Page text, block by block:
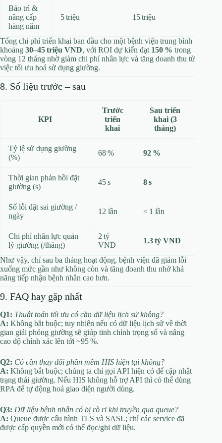
Bảo trì &
nâng cấp
hàng năm
5 triệu 15 triệu
Tổng chi phí triển khai ban đầu cho một bệnh viện trung bình
khoảng 30–45 triệu VND, với ROI dự kiến đạt 150 % trong
vòng 12 tháng nhờ giảm chi phí nhân lực và tăng doanh thu từ
việc tối ưu hoá sử dụng giường.
8. Số liệu trước – sau
KPI
Trước
triển
khai
Sau triển
khai (3
tháng)
Tỷ lệ sử dụng giường
(%)
68 % 92 %
Thời gian phản hồi đặt
giường (s)
45 s 8 s
Số lỗi đặt sai giường /
ngày
12 lần < 1 lần
Chi phí nhân lực quản
lý giường (/tháng)
2 tỷ
VND
1.3 tỷ VND
Như vậy, chỉ sau ba tháng hoạt động, bệnh viện đã giảm lỗi
xuống mức gần như không còn và tăng doanh thu nhờ khả
năng tiếp nhận bệnh nhân cao hơn.
9. FAQ hay gặp nhất
Q1: Thuật toán tối ưu có cần dữ liệu lịch sử không?
A: Không bắt buộc; tuy nhiên nếu có dữ liệu lịch sử về thời
gian giải phóng giường sẽ giúp tinh chỉnh trọng số và nâng
cao độ chính xác lên tới ~95 %.
Q2: Có cần thay đổi phần mềm HIS hiện tại không?
A: Không bắt buộc; chúng ta chỉ gọi API hiện có để cập nhật
trạng thái giường. Nếu HIS không hỗ trợ API thì có thể dùng
RPA để tự động hoá giao diện người dùng.
Q3: Dữ liệu bệnh nhân có bị rò rỉ khi truyền qua queue?
A: Queue được cấu hình TLS và SASL; chỉ các service đã
được cấp quyền mới có thể đọc/ghi dữ liệu.